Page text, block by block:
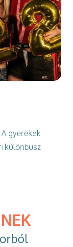
gyerekek
különbusz